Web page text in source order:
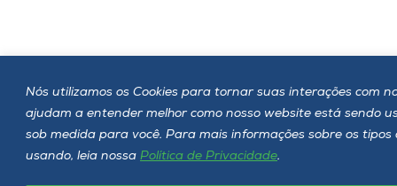
Nós utilizamos os Cookies para tornar suas interações com
ajudam a entender melhor como nosso website está sendo
sob medida para você. Para mais informações sobre os
usando, leia nossa Política de Privacidade.